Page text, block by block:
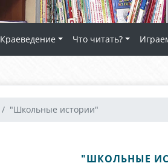
Краеведение Что читать?
"Школьные истории"
"ШКОЛЬНЫЕ